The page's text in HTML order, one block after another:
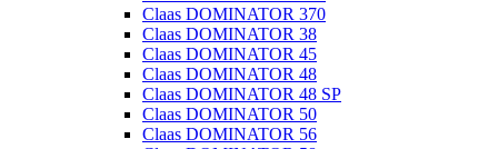
Claas DOMINATOR 370
Claas DOMINATOR 38
Claas DOMINATOR 45
Claas DOMINATOR 48
Claas DOMINATOR 48 SP
Claas DOMINATOR 50
Claas DOMINATOR 56